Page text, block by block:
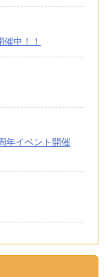
中！！
年イベント開催